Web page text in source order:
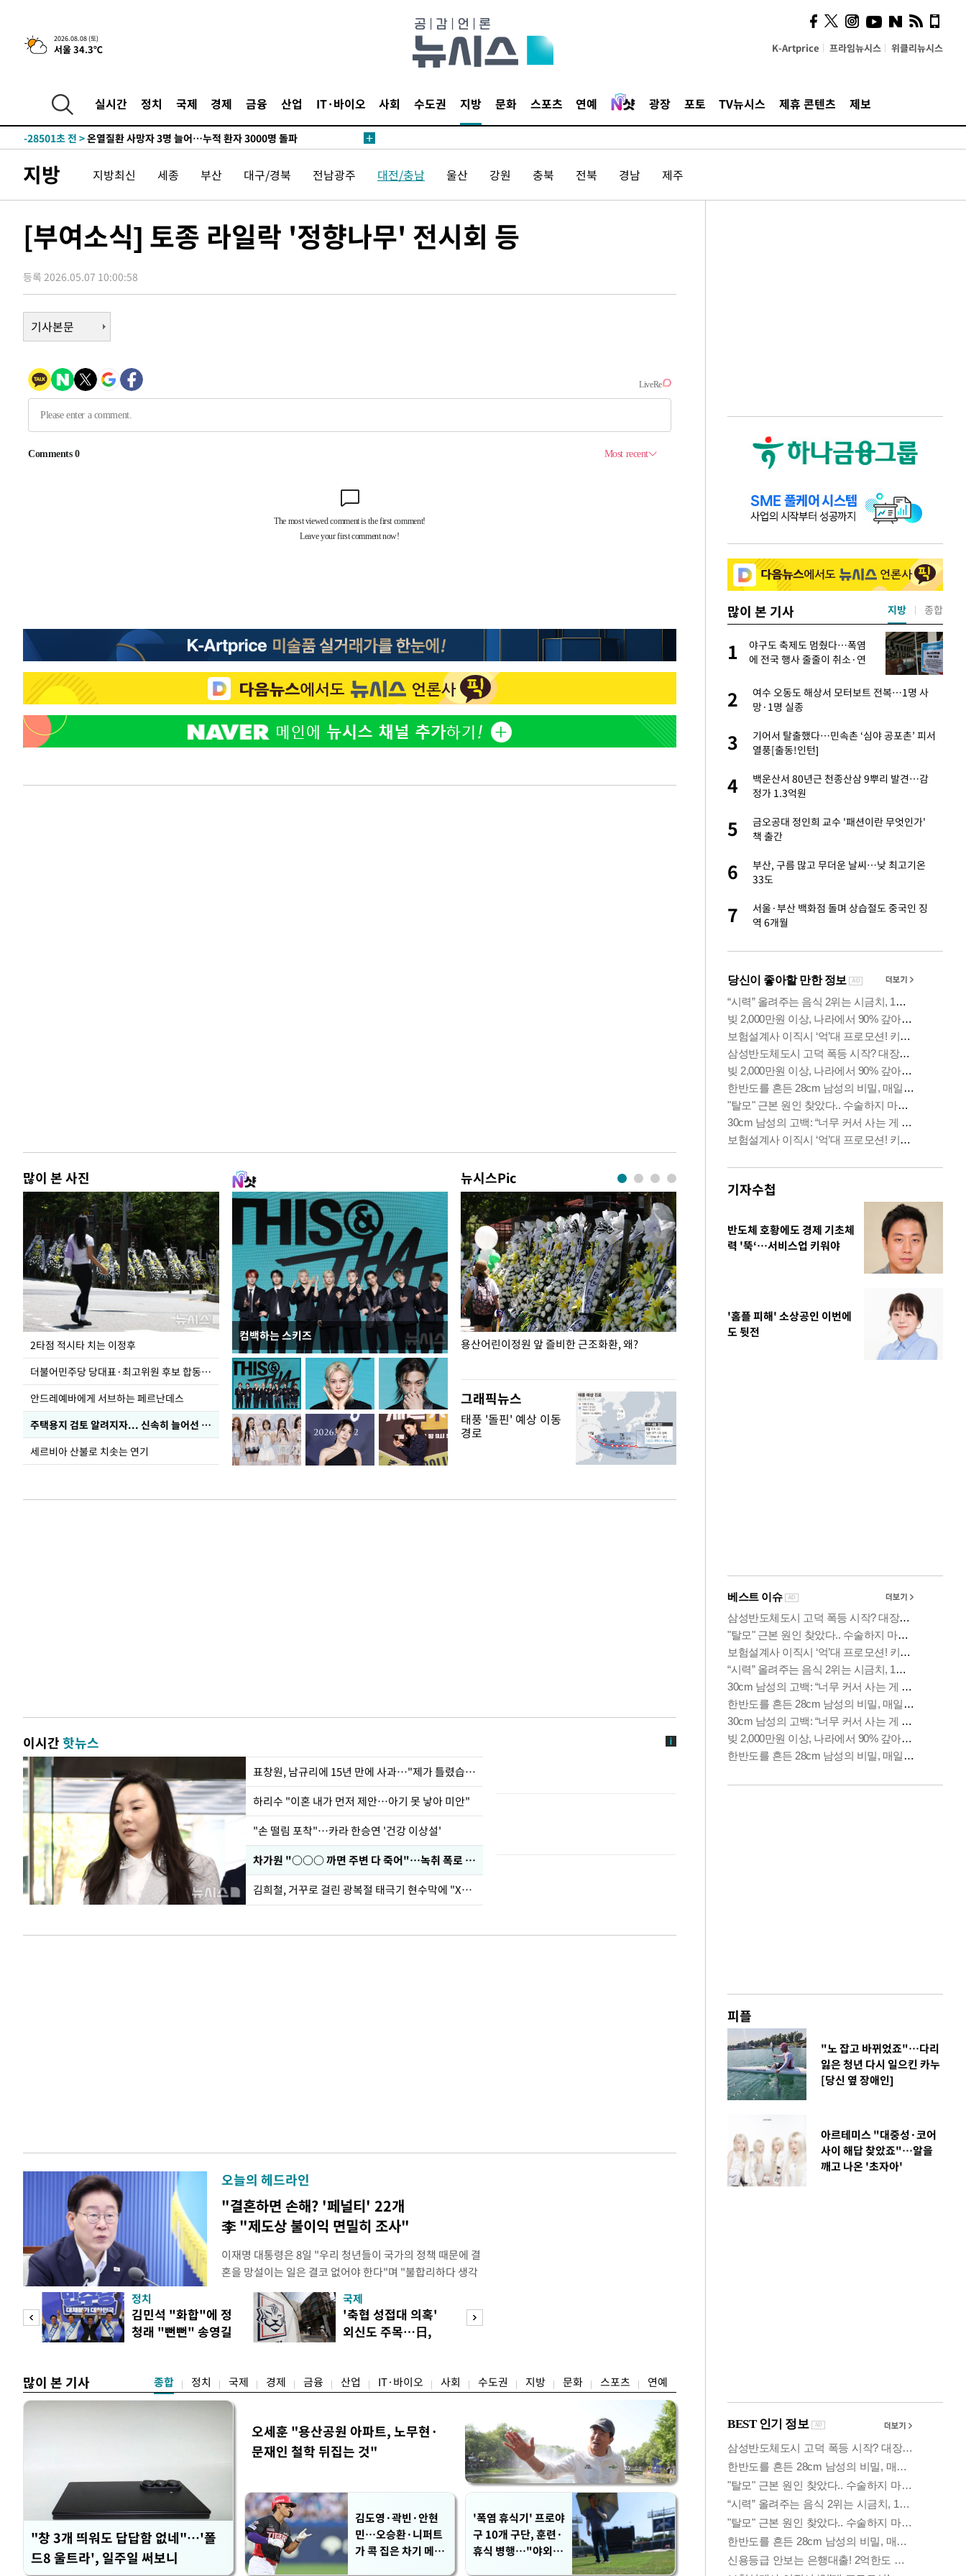
2026.08.08 (토)
서울 34.3℃ K-Artprice 프라임뉴시스 위클리뉴시스
실시간 정치 국제 경제 금융 산업 IT·바이오 사회 수도권 지방 문화 스포츠 연예 광장 포토 TV뉴시스 제휴 콘텐츠 제보
3시간 전 >[속보]뉴욕증시 상승 마감…S&P 0.6% 나스닥 1.3%↑
틀레티코 이적"
-29532초 전 >
수도권 40도 육박 '펄펄'…동해안 일부 지역엔 호의주의보
-28501초 전 >온열질환 사망자 3명 늘어…누적 환자 3000명 돌파
-22446초 전 >강릉에 시간당 81.4㎜ 물폭탄…도로 잠기고 담벼락 붕괴
-18553초 전 >
백운산서 80년근 천종산삼 9뿌리 발견…감정가 1.3억원
-13173초 전 >
여수 오동도 해상서 모터보트 전복…1명 사망·1명 실종
-9400초 전 >극한폭염 한풀 꺾이지만…'낮 최고 35도' 무더위, 열대야 계속[다음
-6418초 전 >축구협회 "압수수색·성접대 논란 사과…쇄신의 기회로 삼겠다"
-4935초 전 >[속보]'압수수색·성접대 논란' 축구협회 "실망과 걱정 안겨드려 죄
송"
1시간 전 >'최고 37도' 폭염 지속…강원동해안 최대 150㎜ 비
3시간 전 >[속보]뉴욕증시 상승 마감…S&P 0.6% 나스닥 1.3%↑
-29750초 전 >[속보]이강인 "감독님이 원하는 마음 느꼈고, 많은 트로피 원해 아
틀레티코 이적"
-29532초 전 >수도권 40도 육박 '펄펄'…동해안 일부 지역엔 호의주의보
-28501초 전 > 온열질환 사망자 3명 늘어…누적 환자 3000명 돌파
-22446초 전 >강릉에 시간당 81.4㎜ 물폭탄…도로 잠기고 담벼락 붕괴
-18553초 전 >
극한폭염 한풀 꺾이지만…'낮 최고 35도' 무더위, 열대야 계속[다음
지방 지방최신 세종 부산 대구/경북 전남광주 대전/충남 울산 강원 충북 전북 경남 제주
[부여소식] 토종 라일락 '정향나무' 전시회 등
등록 2026.05.07 10:00:58
기사본문
많이 본 사진
2타점 적시타 치는 이정후
더불어민주당 당대표·최고위원 후보 합동연설회
안드레예바에게 서브하는 페르난데스
주택용지 검토 알려지자... 신속히 늘어선 '근조화환'
세르비아 산불로 치솟는 연기
컴백하는 스키즈
뉴시스Pic
사진으로 보는 일주일 용산어린이정원 앞 즐비한 근조화환, 왜? 이번주 국회에는 무슨 일이? [뉴시스국회토pic] 청와대 일주일
그래픽뉴스
태풍 '돌핀' 예상 이동
경로
이시간핫뉴스
표창원, 남규리에 15년 만에 사과…"제가 틀렸습니다"
하리수 "이혼 내가 먼저 제안…아기 못 낳아 미안"
"손 떨림 포착"…카라 한승연 '건강 이상설'
차가원 "○○○ 까면 주변 다 죽어"…녹취 폭로 파장
김희철, 거꾸로 걸린 광복절 태극기 현수막에 "X돌았네"
오늘의 헤드라인
"결혼하면 손해? '페널티' 22개
李 "제도상 불이익 면밀히 조사"
이재명 대통령은 8일 "우리 청년들이 국가의 정책 때문에 결
혼을 망설이는 일은 결코 없어야 한다"며 "불합리하다 생각
하는 제도가 있을 경우 편하게 말씀해주시면 좋겠다"고 했
다. 이 대통령은 이날 오후 X(옛 트위터)에 '청년들의 목소리
로 찾은 결혼 페널티 22개' 자료를 공유하며 이같이 적었다.
이 대통령은 "결혼으로 인해 겪을 수 있는 제도
정치
김민석 "화합"에 정
청래 "뻔뻔" 송영길
국제
'축협 성접대 의혹'
외신도 주목…日,
많이 본 기사 종합 정치 국제 경제 금융 산업 IT·바이오 사회 수도권 지방 문화 스포츠 연예
"창 3개 띄워도 답답함 없네"…'폴
드8 울트라', 일주일 써보니
오세훈 "용산공원 아파트, 노무현·
문재인 철학 뒤집는 것"
김도영·곽빈·안현
민…오승환·니퍼트
가 콕 집은 차기 메이
'폭염 휴식기' 프로야
구 10개 구단, 훈련·
휴식 병행…"야외 훈
많이 본 기사
"창 3개 띄워도 답답함 없
네"…'폴드8 울트라', 일주일
써보니
2
학 뒤집는 것"
3
김도영·곽빈·안현민…오승환·니퍼트가 콕
집은 차기 메이저리거
4
1
야구도 축제도 멈췄다…폭염
에 전국 행사 줄줄이 취소·연
2
여수 오동도 해상서 모터보트 전복…1명 사
망·1명 실종
3
기어서 탈출했다…민속촌 ‘심야 공포촌’ 피서
열풍[출동!인턴]
4
백운산서 80년근 천종산삼 9뿌리 발견…감
정가 1.3억원
5
금오공대 정인희 교수 '패션이란 무엇인가'
책 출간
6
부산, 구름 많고 무더운 날씨…낮 최고기온
33도
7
서울·부산 백화점 돌며 상습절도 중국인 징
역 6개월
지방 종합
기자수첩
반도체 호황에도 경제 기초체
력 '뚝‘…서비스업 키워야
'홈플 피해' 소상공인 이번에
도 뒷전
피플
"노 잡고 바뀌었죠"…다리
잃은 청년 다시 일으킨 카누
[당신 옆 장애인]
아르테미스 "대중성·코어
사이 해답 찾았죠"…알을
깨고 나온 '초자아'